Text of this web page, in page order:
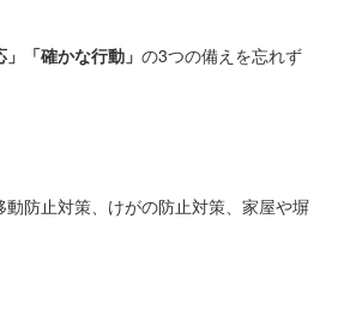
「確かな行動」 の3つの備えを忘れず
防止対策、けがの防止対策、家屋や塀